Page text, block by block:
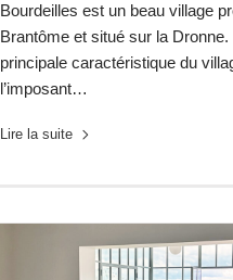
Bourdeilles est un beau village
Brantôme et situé sur la Dronne.
principale caractéristique du
l’imposant…
Lire la suite